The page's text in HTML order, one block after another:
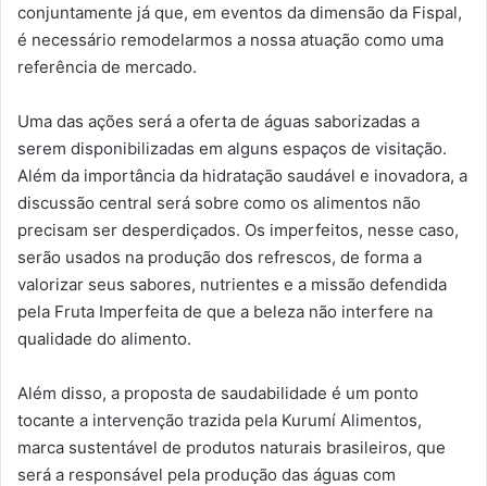
conjuntamente já que, em eventos da dimensão da Fispal,
é necessário remodelarmos a nossa atuação como uma
referência de mercado.
Uma das ações será a oferta de águas saborizadas a
serem disponibilizadas em alguns espaços de visitação.
Além da importância da hidratação saudável e inovadora, a
discussão central será sobre como os alimentos não
precisam ser desperdiçados. Os imperfeitos, nesse caso,
serão usados na produção dos refrescos, de forma a
valorizar seus sabores, nutrientes e a missão defendida
pela Fruta Imperfeita de que a beleza não interfere na
qualidade do alimento.
Além disso, a proposta de saudabilidade é um ponto
tocante a intervenção trazida pela Kurumí Alimentos,
marca sustentável de produtos naturais brasileiros, que
será a responsável pela produção das águas com